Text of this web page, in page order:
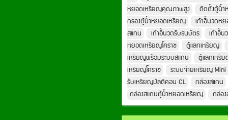
หยอดเหรียญคุณภาพสูง
ติดตั้งตู้น้ำ
กรองตู้น้ำหยอดเหรียญ
เก้าอี้นวดห
สแกน
เก้าอี้นวดรับธนบัตร
เก้าอี้น
หยอดเหรียญโคราช
ตู้แลกเหรียญ
เหรียญพร้อมระบบสแกน
ตู้แลกเหรี
เหรียญโคราช
ระบบจ่ายเหรียญ
รับเหรียญมัลติคอน CL
กล่องสแกน
กล่องสแกนตู้น้ำหยอดเหรียญ
กล่อ